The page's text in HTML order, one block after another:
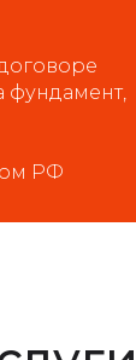
фундамент,
РФ